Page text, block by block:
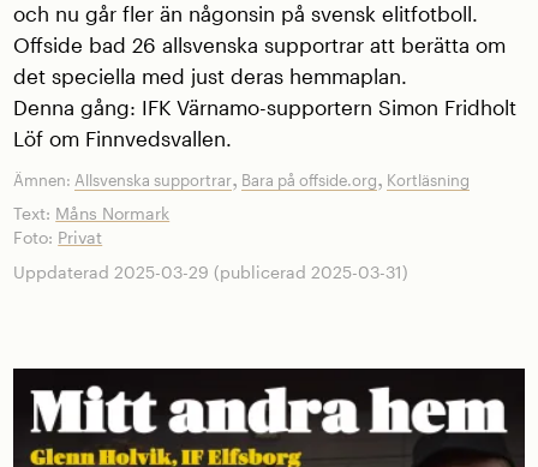
och nu går fler än någonsin på svensk elitfotboll.
Offside bad 26 allsvenska supportrar att berätta om
det speciella med just deras hemmaplan.
Denna gång: IFK Värnamo-supportern Simon Fridholt
Löf om Finnvedsvallen.
Ämnen: Allsvenska supportrar, Bara på offside.org, Kortläsning
Text: Måns Normark
Foto: Privat
Uppdaterad 2025-03-29 (publicerad 2025-03-31)